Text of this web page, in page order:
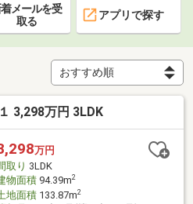
メールを受
取る
アプリで探す
3,298万円 3LDK
万円
取り 3LDK
物面積94.39m2
地面積133.87m2